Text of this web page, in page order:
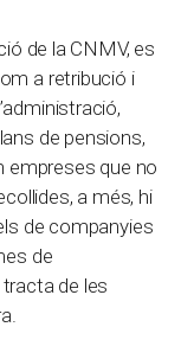
de la CNMV, es
a retribució i
de pensions,
empreses que no
a més, hi
de companyies
de
de les